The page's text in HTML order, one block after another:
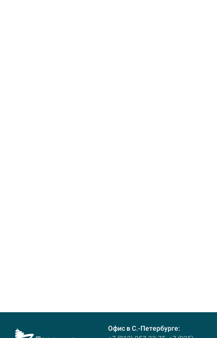
Офис в С.-Петербурге: